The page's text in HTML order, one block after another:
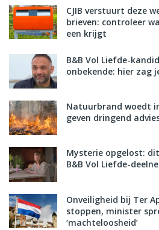
CJIB verstuurt deze
brieven: controleer
een krijgt
B&B Vol Liefde-
onbekende: hier zag
Natuurbrand woedt
geven dringend
Mysterie opgelost:
B&B Vol Liefde-
Onveiligheid bij Ter
stoppen, minister
‘machteloosheid’